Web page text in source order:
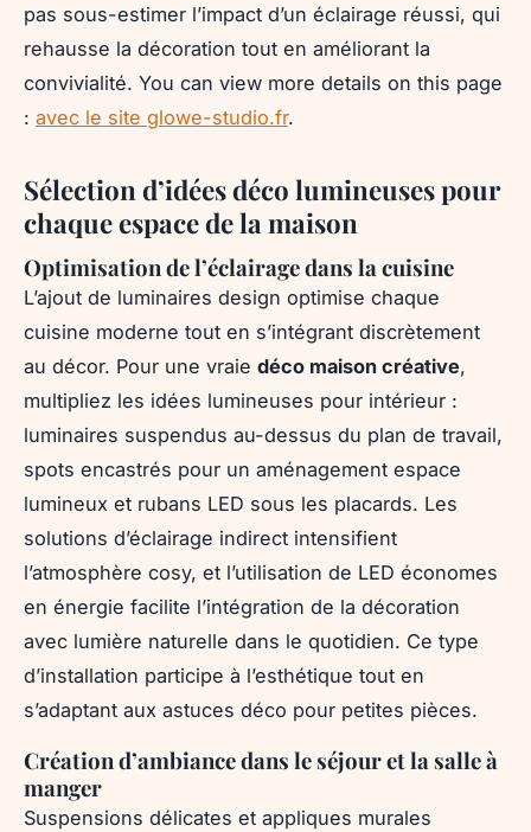
pas sous-estimer l’impact d’un éclairage réussi, qui
rehausse la décoration tout en améliorant la
convivialité. You can view more details on this page
: avec le site glowe-studio.fr.
Sélection d’idées déco lumineuses pour
chaque espace de la maison
Optimisation de l’éclairage dans la cuisine
L’ajout de luminaires design optimise chaque
cuisine moderne tout en s’intégrant discrètement
au décor. Pour une vraie déco maison créative,
multipliez les idées lumineuses pour intérieur :
luminaires suspendus au-dessus du plan de travail,
spots encastrés pour un aménagement espace
lumineux et rubans LED sous les placards. Les
solutions d’éclairage indirect intensifient
l’atmosphère cosy, et l’utilisation de LED économes
en énergie facilite l’intégration de la décoration
avec lumière naturelle dans le quotidien. Ce type
d’installation participe à l’esthétique tout en
s’adaptant aux astuces déco pour petites pièces.
Création d’ambiance dans le séjour et la salle à
manger
Suspensions délicates et appliques murales